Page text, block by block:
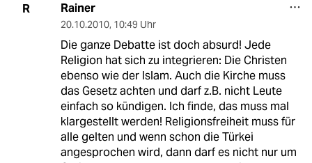
R Rainer
20.10.2010, 10:49 Uhr
Die ganze Debatte ist doch absurd! Jede
Religion hat sich zu integrieren: Die Christen
ebenso wie der Islam. Auch die Kirche muss
das Gesetz achten und darf z.B. nicht Leute
einfach so kündigen. Ich finde, das muss mal
klargestellt werden! Religionsfreiheit muss für
alle gelten und wenn schon die Türkei
angesprochen wird, dann darf es nicht nur um